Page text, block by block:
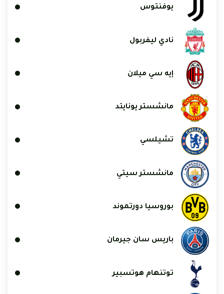
يوفنتوس
نادي ليفربول
إيه سي ميلان
مانشستر يونايتد
تشيلسي
مانشستر سيتي
بوروسيا دورتموند
باريس سان جيرمان
توتنهام هوتسبير